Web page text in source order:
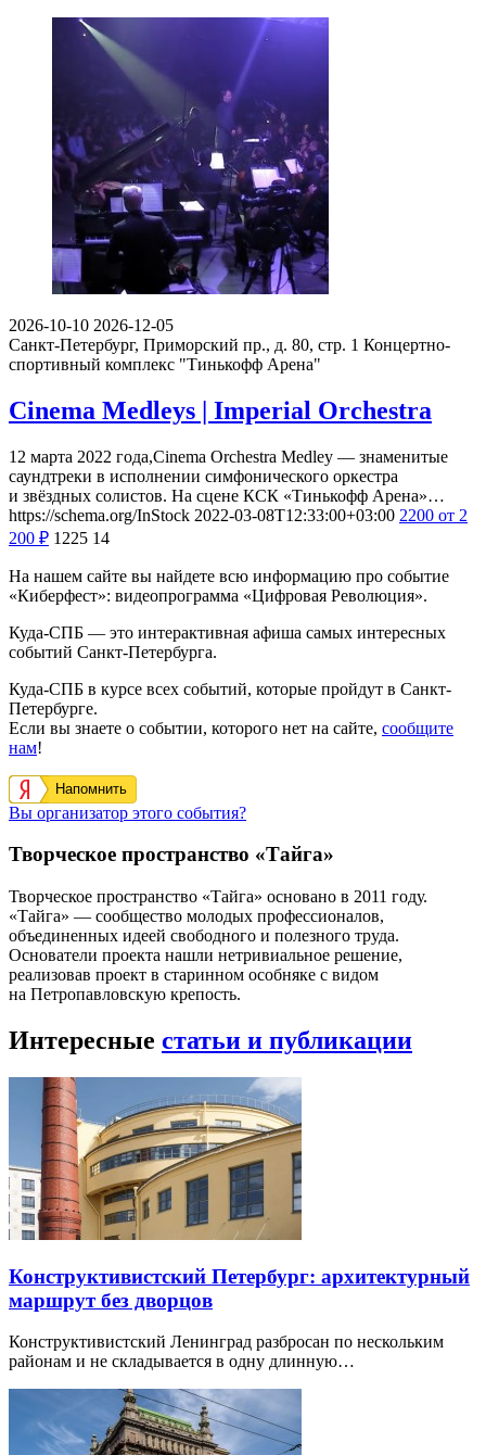
2026-10-10 2026-12-05
Санкт-Петербург, Приморский пр., д. 80, стр. 1 Концертно-
спортивный комплекс "Тинькофф Арена"
Cinema Medleys | Imperial Orchestra
12 марта 2022 года,Cinema Orchestra Medley — знаменитые
саундтреки в исполнении симфонического оркестра
и звёздных солистов. На сцене КСК «Тинькофф Арена»…
https://schema.org/InStock 2022-03-08T12:33:00+03:00 2200 от 2
200 ₽ 1225 14
На нашем сайте вы найдете всю информацию про событие
«Киберфест»: видеопрограмма «Цифровая Революция».
Куда-СПБ — это интерактивная афиша самых интересных
событий Санкт-Петербурга.
Куда-СПБ в курсе всех событий, которые пройдут в Санкт-
Петербурге.
Если вы знаете о событии, которого нет на сайте, сообщите
нам!
Напомнить
Вы организатор этого события?
Творческое пространство «Тайга»
Творческое пространство «Тайга» основано в 2011 году.
«Тайга» — сообщество молодых профессионалов,
объединенных идеей свободного и полезного труда.
Основатели проекта нашли нетривиальное решение,
реализовав проект в старинном особняке с видом
на Петропавловскую крепость.
Интересные статьи и публикации
Конструктивистский Петербург: архитектурный
маршрут без дворцов
Конструктивистский Ленинград разбросан по нескольким
районам и не складывается в одну длинную…